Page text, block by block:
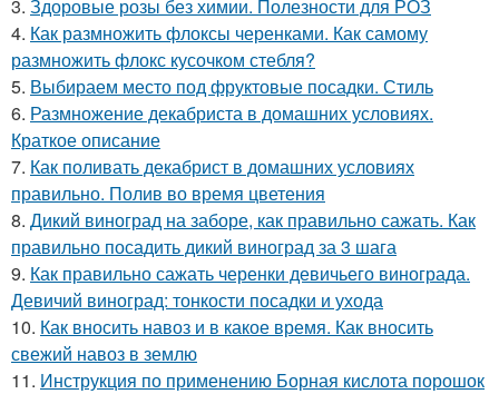
3. Здоровые розы без химии. Полезности для РОЗ
4. Как размножить флоксы черенками. Как самому
размножить флокс кусочком стебля?
5. Выбираем место под фруктовые посадки. Стиль
6. Размножение декабриста в домашних условиях.
Краткое описание
7. Как поливать декабрист в домашних условиях
правильно. Полив во время цветения
8. Дикий виноград на заборе, как правильно сажать. Как
правильно посадить дикий виноград за 3 шага
9. Как правильно сажать черенки девичьего винограда.
Девичий виноград: тонкости посадки и ухода
10. Как вносить навоз и в какое время. Как вносить
свежий навоз в землю
11. Инструкция по применению Борная кислота порошок